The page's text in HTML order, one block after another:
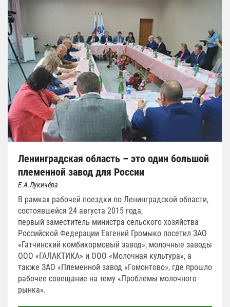
Ленинградская область – это один большой
племенной завод для России
Е.А.Лукичёва
В рамках рабочей поездки по Ленинградской области,
состоявшейся 24 августа 2015 года,
первый заместитель министра сельского хозяйства
Российской Федерации Евгений Громыко посетил ЗАО
«Гатчинский комбикормовый завод», молочные заводы
ООО «ГАЛАКТИКА» и ООО «Молочная культура», а
также ЗАО «Племенной завод «Гомонтово», где прошло
рабочее совещание на тему «Проблемы молочного
рынка».